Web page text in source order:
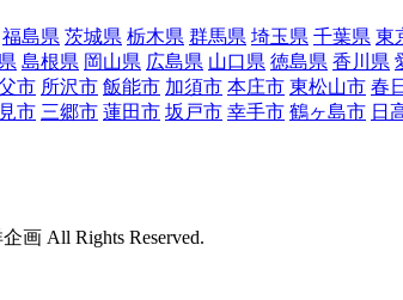
福島県 茨城県 栃木県 群馬県 埼玉県 千葉県 東
島根県 岡山県 広島県 山口県 徳島県 香川県
市 所沢市 飯能市 加須市 本庄市 東松山市 春
市 三郷市 蓮田市 坂戸市 幸手市 鶴ヶ島市 日
画 All Rights Reserved.